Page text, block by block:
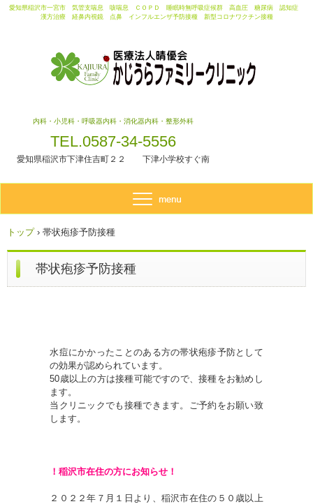
愛知県稲沢市一宮市 気管支喘息 咳喘息 ＣＯＰＤ 睡眠時無呼吸症候群 高血圧 糖尿病 認知症
漢方治療 経鼻内視鏡 点鼻 インフルエンザ予防接種 新型コロナワクチン接種
内科・小児科・呼吸器内科・消化器内科・整形外科
TEL.0587-34-5556
愛知県稲沢市下津住吉町２２ 下津小学校すぐ南
トップ › 帯状疱疹予防接種
帯状疱疹予防接種
水痘にかかったことのある方の帯状疱疹予防として
の効果が認められています。
50歳以上の方は接種可能ですので、接種をお勧めし
ます。
当クリニックでも接種できます。ご予約をお願い致
します。
！稲沢市在住の方にお知らせ！
２０２２年７月１日より、稲沢市在住の５０歳以上